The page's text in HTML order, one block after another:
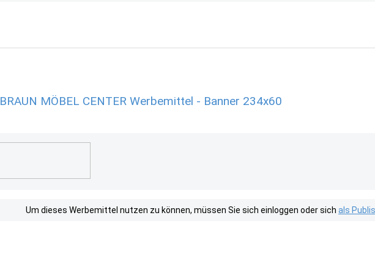
BRAUN MÖBEL CENTER Werbemittel - Banner 234x60
Um dieses Werbemittel nutzen zu können, müssen Sie sich einloggen oder sich als